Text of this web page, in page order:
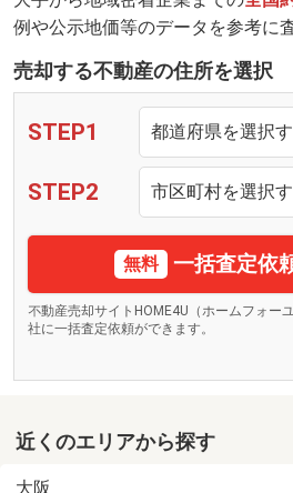
例や公示地価等のデータを参考に
売却する不動産の住所を選択
STEP1
STEP2
無料 一括査定依
不動産売却サイトHOME4U（ホームフォー
社に一括査定依頼ができます。
近くのエリアから探す
大阪